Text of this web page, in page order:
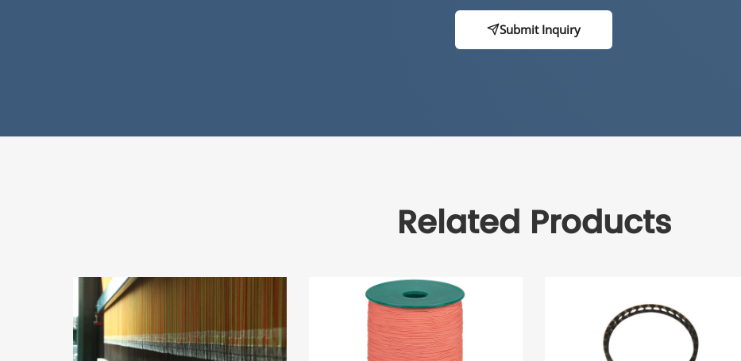
Submit Inquiry
Related Products